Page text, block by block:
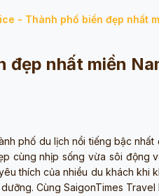
- Thành phố biển đẹp nhất
đẹp nhất miền
phố du lịch nổi tiếng bậc nhất
cùng nhịp sống vừa sôi động
thích của nhiều du khách khi
Cùng SaigonTimes